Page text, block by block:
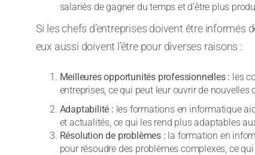
salariés de gagner du temps et d’être plus
Si les chefs d’entreprises doivent être
eux aussi doivent l’être pour diverses raisons :
Meilleures opportunités professionnelles : les
entreprises, ce qui peut leur ouvrir de nouvelles
Adaptabilité : les formations en informatique
et actualités, ce qui les rend plus adaptables
Résolution de problèmes : la formation en
pour résoudre des problèmes complexes, ce